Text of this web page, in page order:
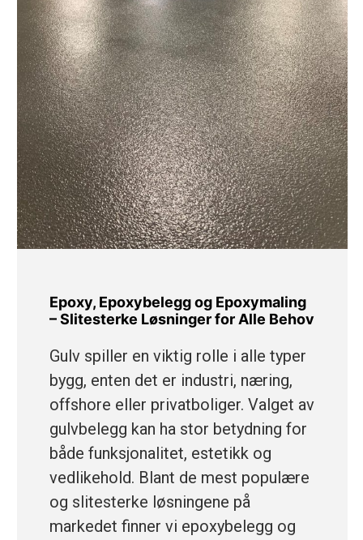
Epoxy, Epoxybelegg og Epoxymaling
– Slitesterke Løsninger for Alle Behov
Gulv spiller en viktig rolle i alle typer
bygg, enten det er industri, næring,
offshore eller privatboliger. Valget av
gulvbelegg kan ha stor betydning for
både funksjonalitet, estetikk og
vedlikehold. Blant de mest populære
og slitesterke løsningene på
markedet finner vi epoxybelegg og